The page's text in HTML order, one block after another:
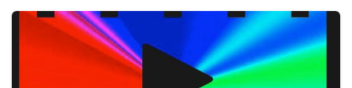
iPhone